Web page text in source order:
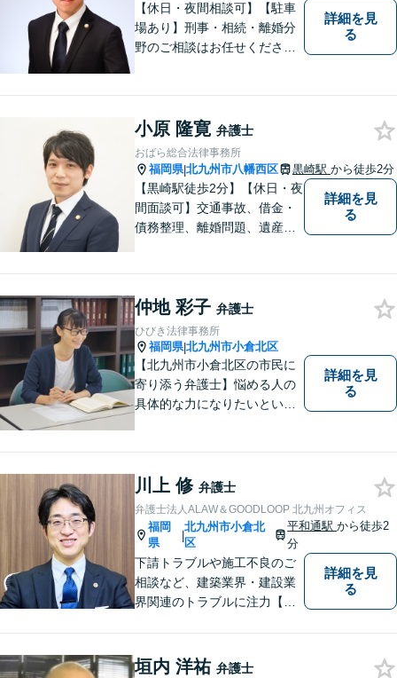
【休日・夜間相談可】【駐車
場あり】刑事・相続・離婚分
野のご相談はお任せくださ
ら弁護士になった特殊な経緯
あり。【電話相談可】
詳細を見
る
小原 隆寛 弁護士
おばら総合法律事務所
福岡県|北九州市八幡西区 黒崎駅 から徒歩2分
【黒崎駅徒歩2分】【休日・夜
間面談可】交通事故、借金・
債務整理、離婚問題、遺産相
と弁護士に相談してもいいの
かな」と思わず、遠慮なくご
相談ください。
詳細を見
る
仲地 彩子 弁護士
ひびき法律事務所
福岡県|北九州市小倉北区
【北九州市小倉北区の市民に
寄り添う弁護士】悩める人の
具体的な力になりたいという
面を乗り越える手助けをして
まいります。まずはお気軽に
ご相談ください。
詳細を見
る
川上 修 弁護士
弁護士法人ALAW＆GOODLOOP 北九州オフィス
福岡
県
|
北九州市小倉北
区
平和通駅から徒歩2
分
下請トラブルや施工不良のご
相談など、建築業界・建設業
界関連のトラブルに注力【企
のご相談はお任せください
詳細を見
る
垣内 洋祐 弁護士